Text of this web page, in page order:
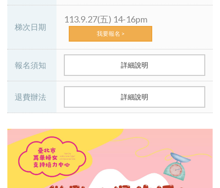
梯次日期
113.9.27(五) 14-16pm
我要報名 >
報名須知 詳細說明
退費辦法 詳細說明